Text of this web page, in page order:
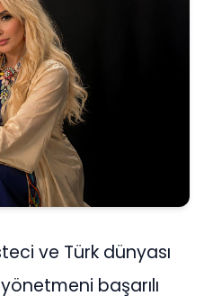
ve Türk dünyası
başarılı